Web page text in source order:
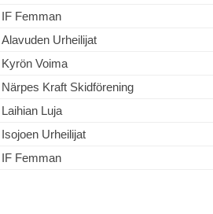
IF Femman
Alavuden Urheilijat
Kyrön Voima
Närpes Kraft Skidförening
Laihian Luja
Isojoen Urheilijat
IF Femman